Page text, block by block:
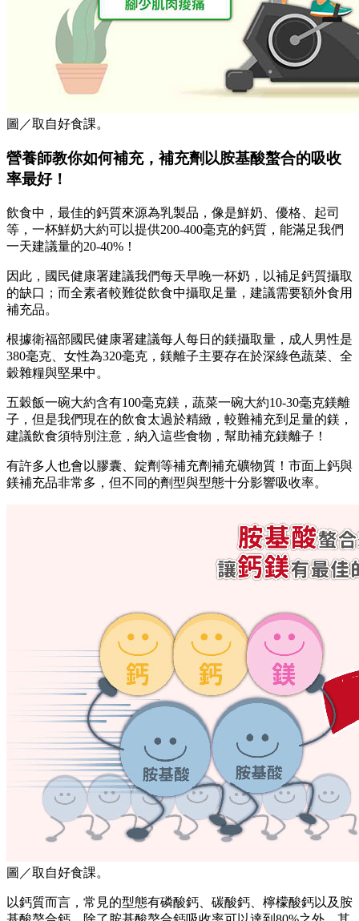
圖／取自好食課。
營養師教你如何補充，補充劑以胺基酸螯合的吸收
率最好！
飲食中，最佳的鈣質來源為乳製品，像是鮮奶、優格、起司
等，一杯鮮奶大約可以提供200-400毫克的鈣質，能滿足我們
一天建議量的20-40%！
因此，國民健康署建議我們每天早晚一杯奶，以補足鈣質攝取
的缺口；而全素者較難從飲食中攝取足量，建議需要額外食用
補充品。
根據衛福部國民健康署建議每人每日的鎂攝取量，成人男性是
380毫克、女性為320毫克，鎂離子主要存在於深綠色蔬菜、全
穀雜糧與堅果中。
五穀飯一碗大約含有100毫克鎂，蔬菜一碗大約10-30毫克鎂離
子，但是我們現在的飲食太過於精緻，較難補充到足量的鎂，
建議飲食須特別注意，納入這些食物，幫助補充鎂離子！
有許多人也會以膠囊、錠劑等補充劑補充礦物質！市面上鈣與
鎂補充品非常多，但不同的劑型與型態十分影響吸收率。
圖／取自好食課。
以鈣質而言，常見的型態有磷酸鈣、碳酸鈣、檸檬酸鈣以及胺